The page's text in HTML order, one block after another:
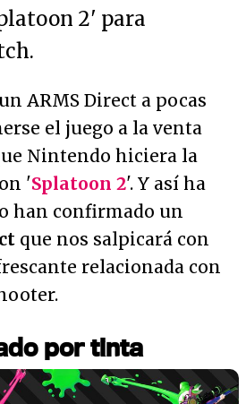
2' para
ARMS Direct a pocas
el juego a la venta
Nintendo hiciera la
'Splatoon 2'. Y así ha
han confirmado un
que nos salpicará con
relacionada con
por tinta